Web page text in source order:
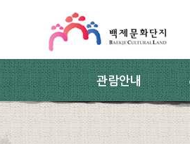
관람안내